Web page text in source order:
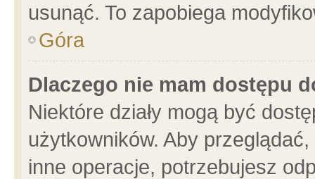
usunąć. To zapobiega
Góra
Dlaczego nie mam dostępu
Niektóre działy mogą być
użytkowników. Aby
inne operacje, potrzebujesz